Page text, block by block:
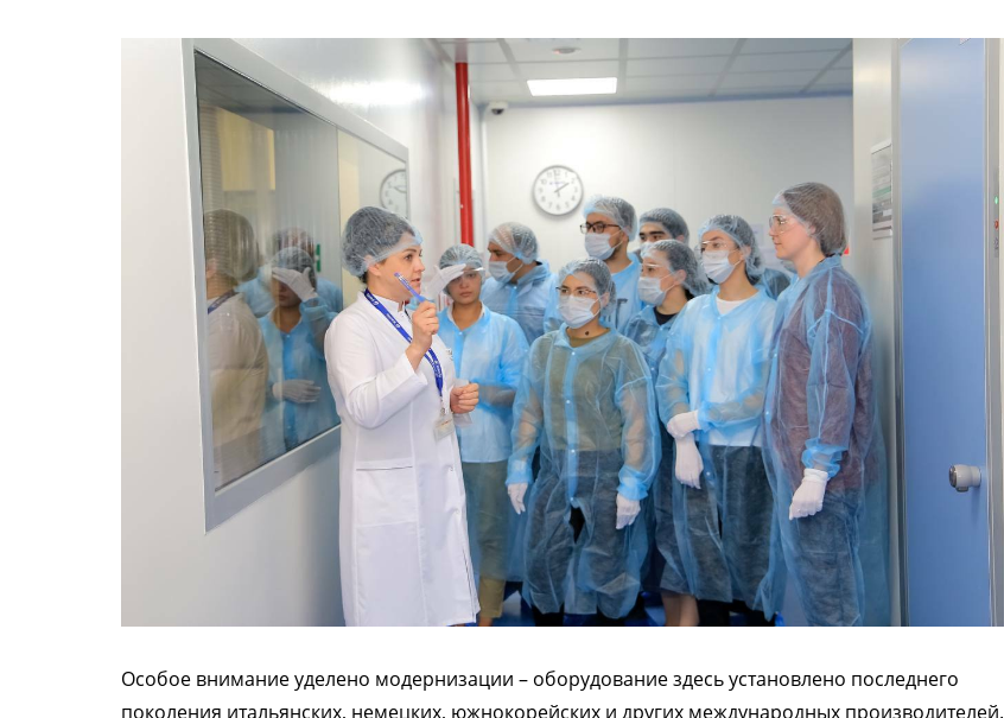
Особое внимание уделено модернизации – оборудование здесь установлено последнего
поколения итальянских, немецких, южнокорейских и других международных производителей.